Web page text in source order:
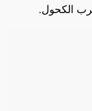
الكحول.